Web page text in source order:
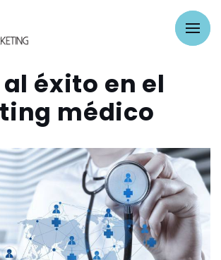
éxito en el
médico